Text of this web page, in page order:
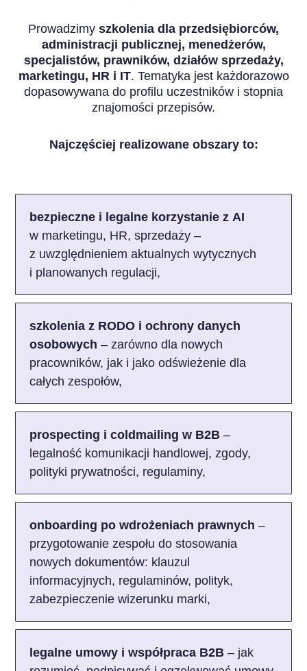
Prowadzimy szkolenia dla przedsiębiorców,
administracji publicznej, menedżerów,
specjalistów, prawników, działów sprzedaży,
marketingu, HR i IT. Tematyka jest każdorazowo
dopasowywana do profilu uczestników i stopnia
znajomości przepisów.
Najczęściej realizowane obszary to:
bezpieczne i legalne korzystanie z AI
w marketingu, HR, sprzedaży –
z uwzględnieniem aktualnych wytycznych
i planowanych regulacji,
szkolenia z RODO i ochrony danych
osobowych – zarówno dla nowych
pracowników, jak i jako odświeżenie dla
całych zespołów,
prospecting i coldmailing w B2B –
legalność komunikacji handlowej, zgody,
polityki prywatności, regulaminy,
onboarding po wdrożeniach prawnych –
przygotowanie zespołu do stosowania
nowych dokumentów: klauzul
informacyjnych, regulaminów, polityk,
zabezpieczenie wizerunku marki,
legalne umowy i współpraca B2B – jak